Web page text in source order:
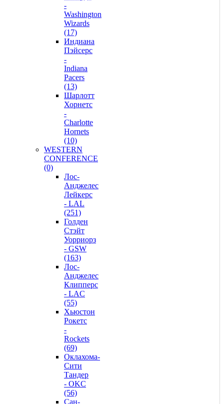
-
Washington
Wizards
(17)
Индиана
Пэйсерс
-
Indiana
Pacers
(13)
Шарлотт
Хорнетс
-
Charlotte
Hornets
(10)
WESTERN
CONFERENCE
(0)
Лос-
Анджелес
Лейкерс
- LAL
(251)
Голден
Стэйт
Уорриорз
- GSW
(163)
Лос-
Анджелес
Клипперс
- LAC
(55)
Хьюстон
Рокетс
-
Rockets
(69)
Оклахома-
Сити
Тандер
- OKC
(56)
Сан-